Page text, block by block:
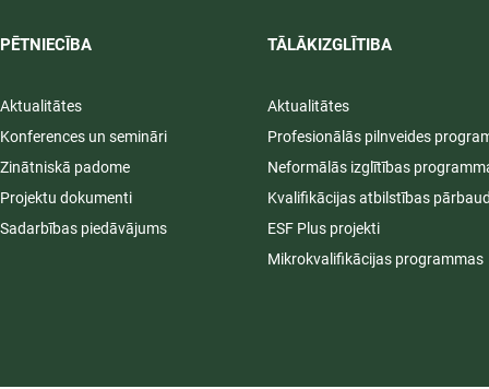
PĒTNIECĪBA
Aktualitātes
Konferences un semināri
Zinātniskā padome
Projektu dokumenti
Sadarbības piedāvājums
TĀLĀKIZGLĪTIBA
Aktualitātes
Profesionālās pilnveides
Neformālās izglītības
Kvalifikācijas atbilstības
ESF Plus projekti
Mikrokvalifikācijas programmas